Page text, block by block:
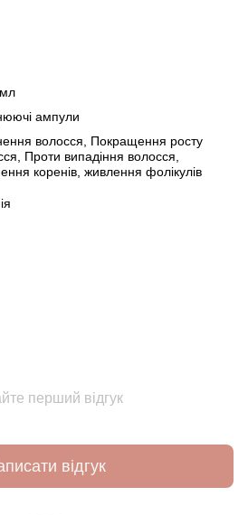
ампули
волосся, Покращення росту
Проти випадіння волосся,
коренів, живлення фолікулів
перший відгук
відгук